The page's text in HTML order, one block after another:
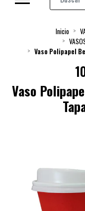
Inicio
Vaso Polipapel
Vaso